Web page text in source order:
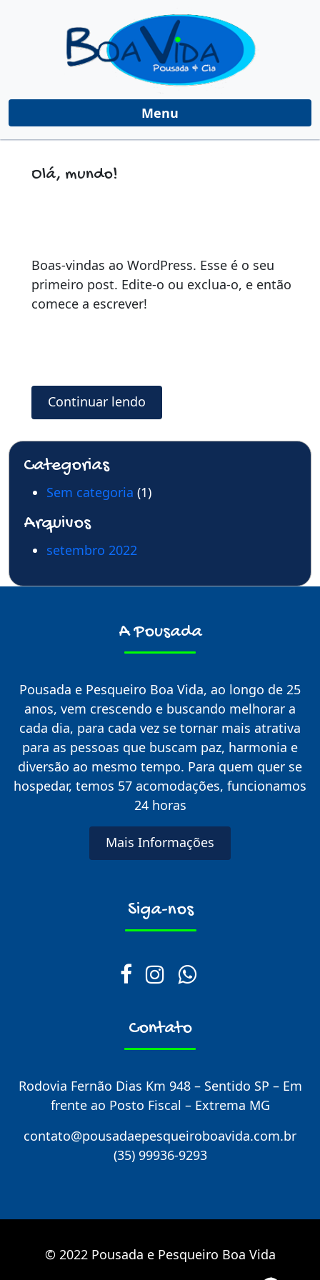
Menu
Olá, mundo!
Boas-vindas ao WordPress. Esse é o seu
primeiro post. Edite-o ou exclua-o, e então
comece a escrever!
Continuar lendo
Categorias
Sem categoria (1)
Arquivos
setembro 2022
A Pousada
Pousada e Pesqueiro Boa Vida, ao longo de 25
anos, vem crescendo e buscando melhorar a
cada dia, para cada vez se tornar mais atrativa
para as pessoas que buscam paz, harmonia e
diversão ao mesmo tempo. Para quem quer se
hospedar, temos 57 acomodações, funcionamos
24 horas
Mais Informações
Siga-nos
Contato
Rodovia Fernão Dias Km 948 – Sentido SP – Em
frente ao Posto Fiscal – Extrema MG
contato@pousadaepesqueiroboavida.com.br
(35) 99936-9293
© 2022 Pousada e Pesqueiro Boa Vida